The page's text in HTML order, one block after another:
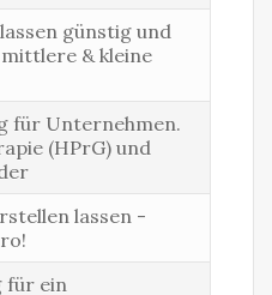
günstig und
& kleine
für Unternehmen.
(HPrG) und
lassen -
für ein